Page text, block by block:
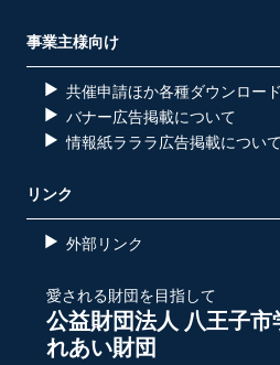
愛される財団を目指して
公益財団法人 八王子
れあい財団
事業主様向け
共催申請ほか各種ダウンロード
バナー広告掲載について
情報紙ラララ広告掲載について
リンク
外部リンク